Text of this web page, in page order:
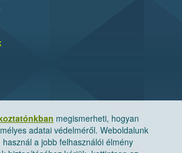
megismerheti, hogyan
adatai védelméről. Weboldalunk
a jobb felhasználói élmény